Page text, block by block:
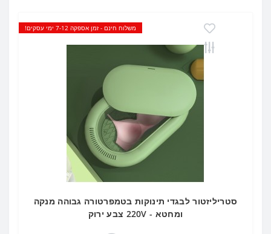
משלוח חינם - זמן אספקה 7-12 ימי עסקים!
סטריליזטור לבגדי תינוקות בטמפרטורה גבוהה מנקה
ומחטא - 220V צבע ירוק